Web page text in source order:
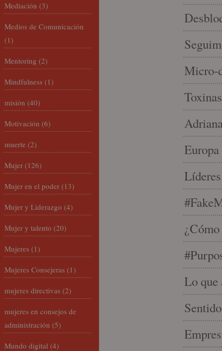
Micro-
Lo que
Mediación (3)
Medios de Comunicación
(1)
Mentoring (2)
Mindfulness (1)
misión (40)
Motivación (6)
muerte (2)
Mujer (126)
Mujer en el poder (13)
Mujer y Liderazgo (4)
Mujer y talento (20)
Mujeres (1)
Mujeres Consejeras (1)
mujeres directivas (2)
mujeres en consejos de
administración (5)
Mundo digital (4)